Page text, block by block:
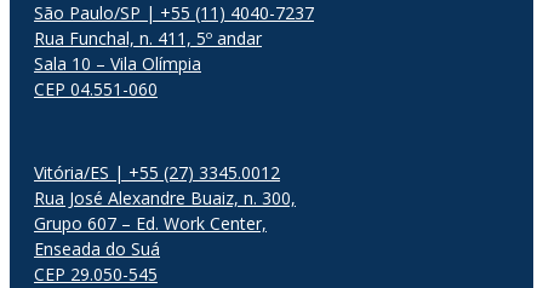
São Paulo/SP | +55 (11) 4040-7237
Rua Funchal, n. 411, 5º andar
Sala 10 – Vila Olímpia
CEP 04.551-060
Vitória/ES | +55 (27) 3345.0012
Rua José Alexandre Buaiz, n. 300,
Grupo 607 – Ed. Work Center,
Enseada do Suá
CEP 29.050-545